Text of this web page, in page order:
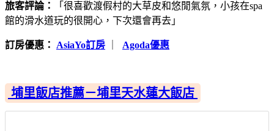
旅客評論：
「很喜歡渡假村的大草皮和悠閒氣氛，小孩在spa
館的滑水道玩的很開心，下次還會再去」
訂房優惠： AsiaYo訂房 Agoda優惠
埔里飯店推薦－埔里天水蓮大飯店